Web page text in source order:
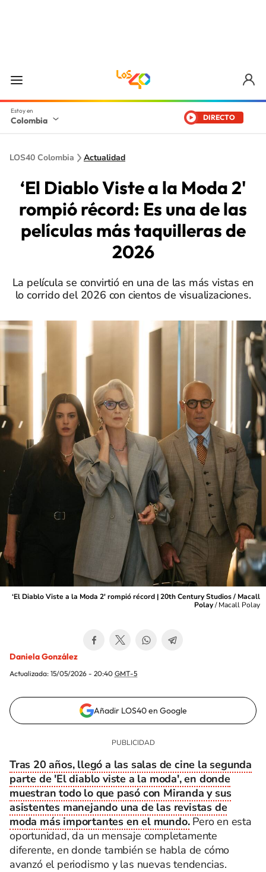
Colombia DIRECTO
LOS40 Colombia Actualidad
‘El Diablo Viste a la Moda 2'
rompió récord: Es una de las
películas más taquilleras de
2026
La película se convirtió en una de las más vistas en
lo corrido del 2026 con cientos de visualizaciones.
‘El Diablo Viste a la Moda 2' rompió récord | 20th Century Studios / Macall
Polay/Macall Polay
Daniela González
Actualizada: 15/05/2026 - 20:40 GMT-5
Añadir LOS40 en Google
Tras 20 años, llegó a las salas de cine la segunda
parte de 'El diablo viste a la moda', en donde
muestran todo lo que pasó con Miranda y sus
asistentes manejando una de las revistas de
moda más importantes en el mundo. Pero en esta
oportunidad, da un mensaje completamente
diferente, en donde también se habla de cómo
avanzó el periodismo y las nuevas tendencias.